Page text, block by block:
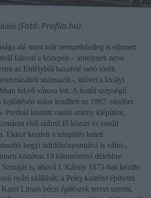
(Fotó: Profila.hu)
alá most már nemzetközileg is elismert
faluval a közepén – amelynek neve
az Erdélyből hazafelé tartó török
származik-, idővel a királyi
fekvő városa lett. A festői szépségű
fejlődésén sokat lendített az 1897. október
Predeál közötti vasúti szárny kiépítése,
első számú fő közúti és vasúti
Ekkor kezdett a település keleti
hegyi üdülőközpontjává is válni-,
közúton 19 kilométerrel délebbre
is, ahová I. Károly 1873-ban kezdte
nyári szállását, a Peleş kastélyt építtetni
Karel Liman bécsi építészek tervei szerint.